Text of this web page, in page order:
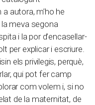
autora, m’ho he
la meva segona
i la por d’encasellar-
per explicar i escriure.
els privilegis, perquè,
qui pot fer camp
com volem i, si no
de la maternitat, de